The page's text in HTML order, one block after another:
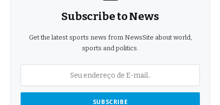
Subscribe to News
Get the latest sports news from NewsSite about world,
sports and politics.